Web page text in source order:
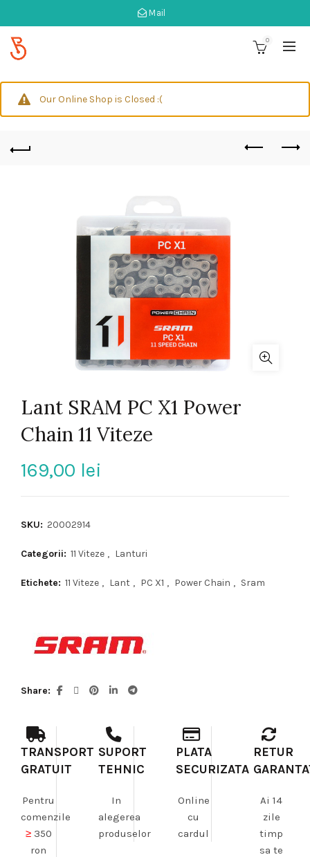
Mail
0
Our Online Shop is Closed :(
Lant SRAM PC X1 Power
Chain 11 Viteze
169,00 lei
SKU: 20002914
Categorii: 11 Viteze , Lanturi
Etichete: 11 Viteze , Lant , PC X1 , Power Chain , Sram
Share
TRANSPORT
GRATUIT
Pentru
comenzile
≥350
ron
SUPORT
TEHNIC
In
alegerea
produselor
PLATA
SECURIZATA
Online
cu
cardul
RETUR
Ai 14
zile
timp
sa te